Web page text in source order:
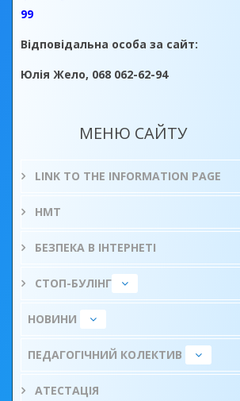
99
Відповідальна особа за сайт:
Юлія Жело, 068 062-62-94
МЕНЮ САЙТУ
LINK TO THE INFORMATION PAGE
НМТ
БЕЗПЕКА В ІНТЕРНЕТІ
СТОП-БУЛІНГ
НОВИНИ
ПЕДАГОГІЧНИЙ КОЛЕКТИВ
АТЕСТАЦІЯ